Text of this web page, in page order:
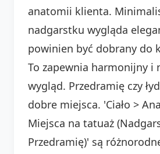
anatomii klienta.
nadgarstku wygląda
powinien być dobrany do
To zapewnia harmonijny i
wygląd. Przedramię czy
dobre miejsca. 'Ciało >
Miejsca na tatuaż
Przedramię)' są